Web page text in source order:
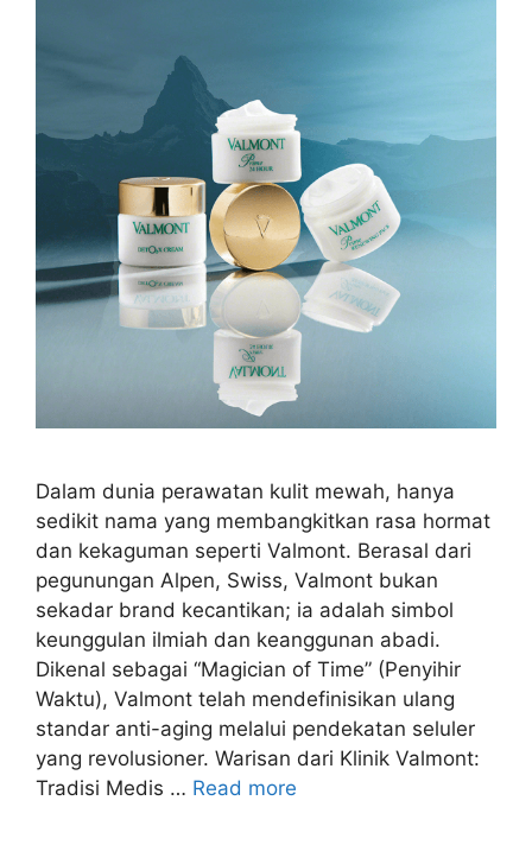
Dalam dunia perawatan kulit mewah, hanya
sedikit nama yang membangkitkan rasa hormat
dan kekaguman seperti Valmont. Berasal dari
pegunungan Alpen, Swiss, Valmont bukan
sekadar brand kecantikan; ia adalah simbol
keunggulan ilmiah dan keanggunan abadi.
Dikenal sebagai “Magician of Time” (Penyihir
Waktu), Valmont telah mendefinisikan ulang
standar anti-aging melalui pendekatan seluler
yang revolusioner. Warisan dari Klinik Valmont:
Tradisi Medis … Read more